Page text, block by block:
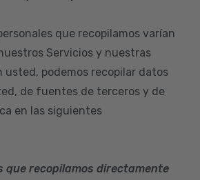
que recopilamos varían
Servicios y nuestras
usted, podemos recopilar datos
de fuentes de terceros y de
en las siguientes
que recopilamos directamente